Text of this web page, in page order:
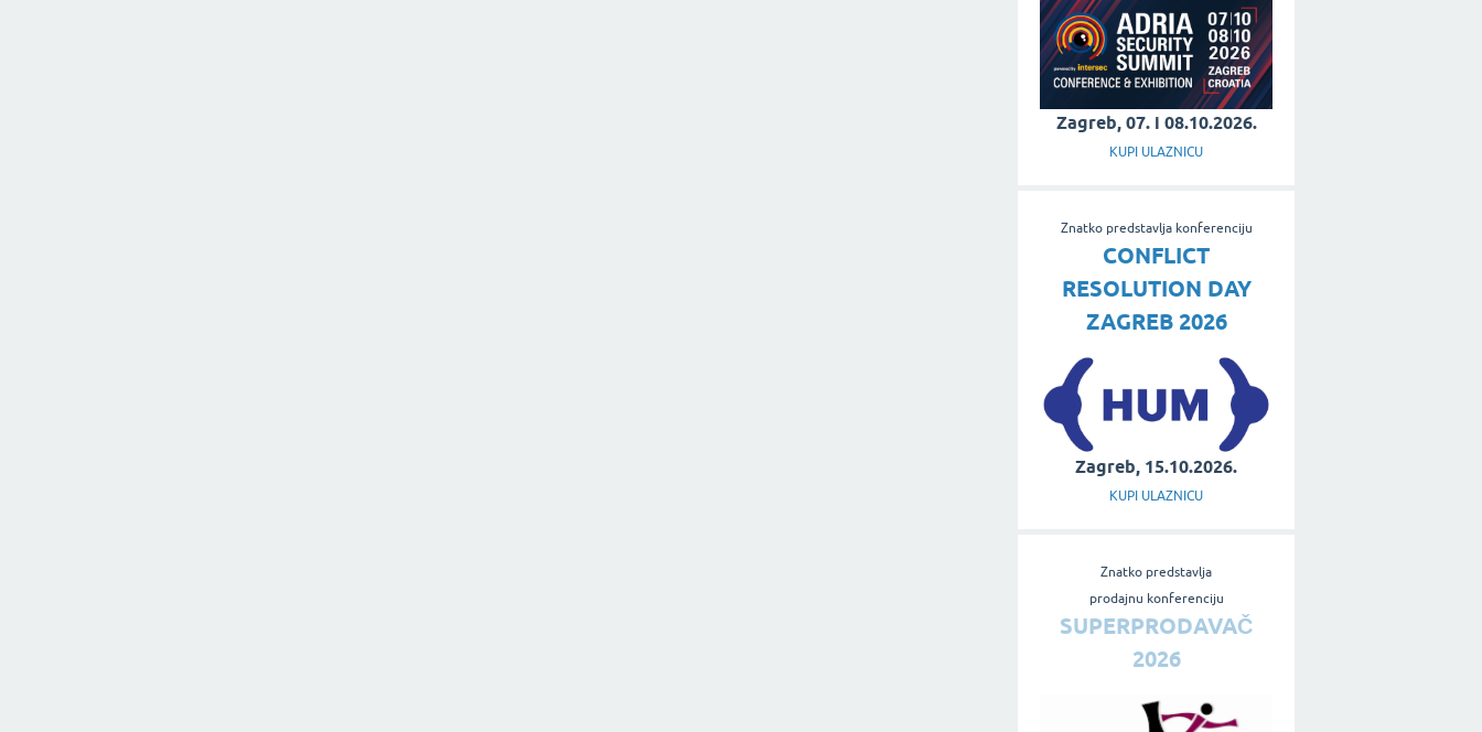
Zagreb, 07. i 08.10.2026.
KUPI ULAZNICU
Znatko predstavlja konferenciju
CONFLICT
RESOLUTION DAY
ZAGREB 2026
Zagreb, 15.10.2026.
KUPI ULAZNICU
Znatko predstavlja
prodajnu konferenciju
SUPERPRODAVAČ
2026